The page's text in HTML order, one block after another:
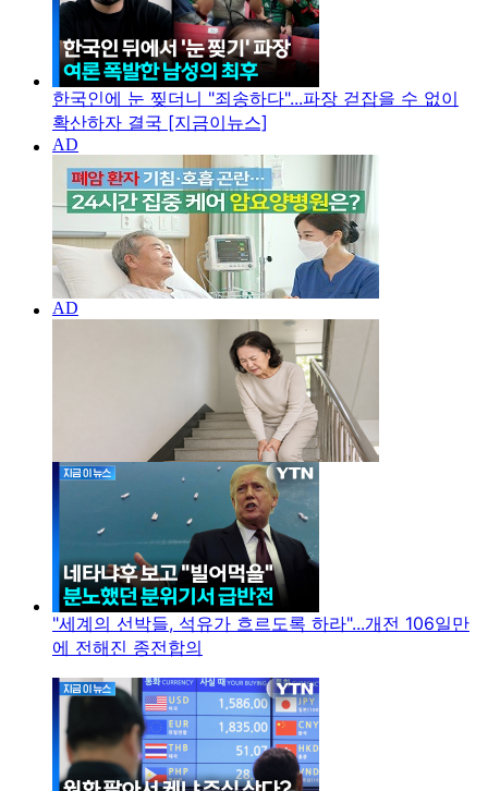
한국인에 눈 찢더니 "죄송하다"...파장 걷잡을 수 없이
확산하자 결국 [지금이뉴스]
"세계의 선박들, 석유가 흐르도록 하라"...개전 106일만
에 전해진 종전합의